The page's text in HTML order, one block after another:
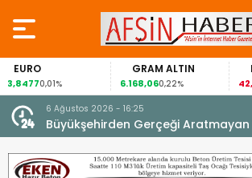
GRAM ALTIN
0,22%
FAİZ
42,31 -0,35%
6 Ağustos 2026 - 16:25
Büyükşehirden Gerçeği Aratmayan
Kurtarma Tatbikatı.